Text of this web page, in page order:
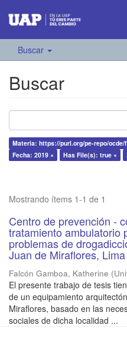
Buscar
Buscar
Materia: https://purl.org/pe-repo/ocde/
Fecha: 2019 ×
Has File(s): true ×
Mostrando ítems 1-1 de 1
Centro de prevención -
tratamiento ambulatorio
problemas de
Juan de Miraflores,
Falcón Gamboa, Katherine (
El presente trabajo de tesis
de un equipamiento
Miraflores, basado en las
sociales de dicha localidad ...